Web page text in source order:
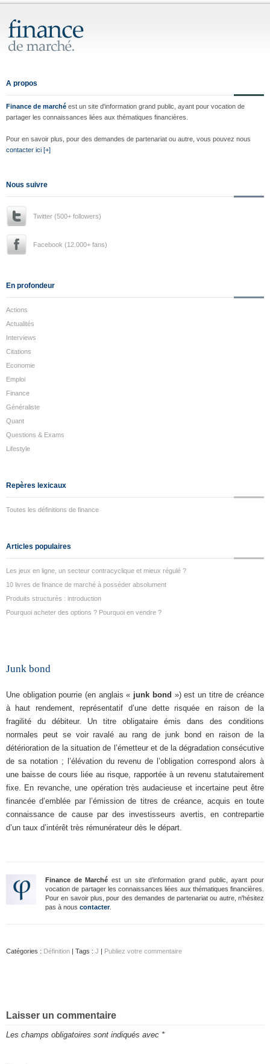
A propos
Finance de marché est un site d'information grand public, ayant pour vocation de
partager les connaissances liées aux thématiques financières.
Pour en savoir plus, pour des demandes de partenariat ou autre, vous pouvez nous
contacter ici [+]
Nous suivre
Twitter (500+ followers)
Facebook (12.000+ fans)
En profondeur
Actions
Actualités
Interviews
Citations
Economie
Emploi
Finance
Généraliste
Quant
Questions & Exams
Lifestyle
Repères lexicaux
Toutes les définitions de finance
Articles populaires
Les jeux en ligne, un secteur contracyclique et mieux régulé ?
10 livres de finance de marché à posséder absolument
Produits structurés : introduction
Pourquoi acheter des options ? Pourquoi en vendre ?
Junk bond
Une obligation pourrie (en anglais « junk bond ») est un titre de créance
à haut rendement, représentatif d’une dette risquée en raison de la
fragilité du débiteur. Un titre obligataire émis dans des conditions
normales peut se voir ravalé au rang de junk bond en raison de la
détérioration de la situation de l’émetteur et de la dégradation consécutive
de sa notation ; l’élévation du revenu de l’obligation correspond alors à
une baisse de cours liée au risque, rapportée à un revenu statutairement
fixe. En revanche, une opération très audacieuse et incertaine peut être
financée d’emblée par l’émission de titres de créance, acquis en toute
connaissance de cause par des investisseurs avertis, en contrepartie
d’un taux d’intérêt très rémunérateur dès le départ.
Finance de Marché est un site d’information grand public, ayant pour
vocation de partager les connaissances liées aux thématiques financières.
Pour en savoir plus, pour des demandes de partenariat ou autre, n'hésitez
pas à nous contacter.
Catégories : Définition | Tags : J | Publiez votre commentaire
Laisser un commentaire
Les champs obligatoires sont indiqués avec *